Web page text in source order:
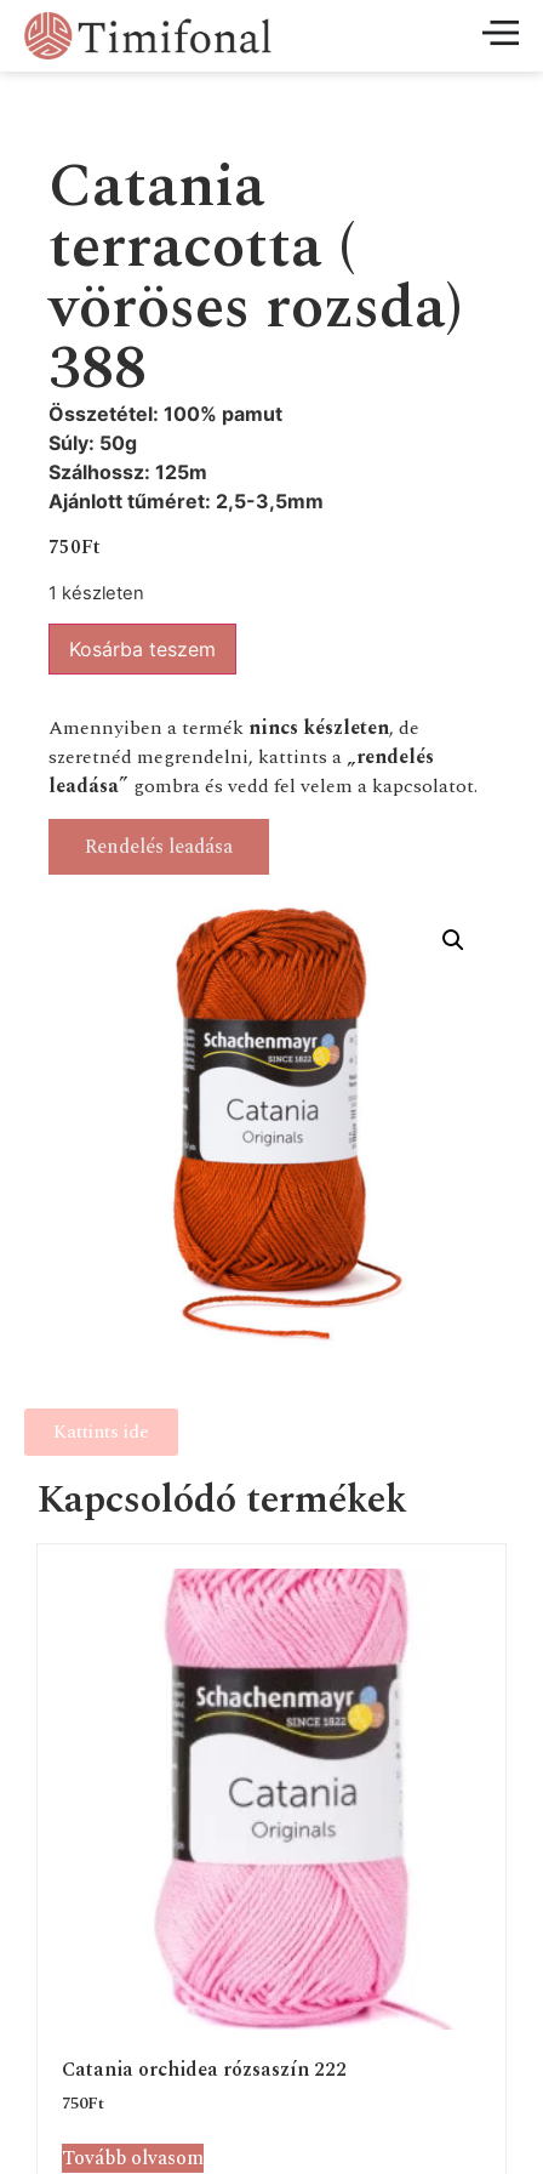
Catania
terracotta (
vöröses rozsda)
388
Összetétel: 100% pamut
Súly: 50g
Szálhossz: 125m
Ajánlott tűméret: 2,5-3,5mm
750Ft
1 készleten
Kosárba teszem
Amennyiben a termék nincs készleten, de
szeretnéd megrendelni, kattints a „rendelés
leadása” gombra és vedd fel velem a kapcsolatot.
Rendelés leadása
Kattints ide
Kapcsolódó termékek
Catania orchidea rózsaszín 222
750Ft
Tovább olvasom